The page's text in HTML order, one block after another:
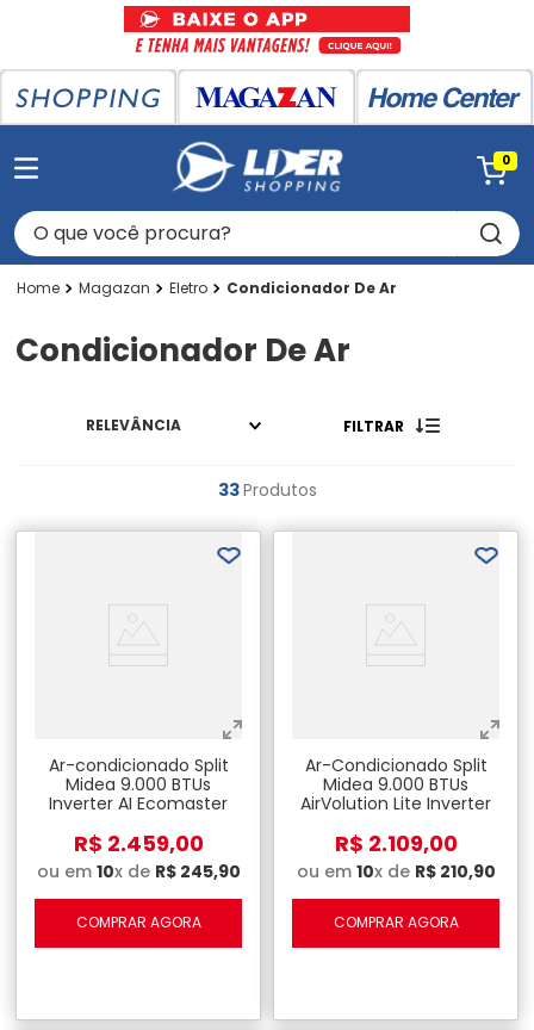
0
O que você procura?
Magazan Eletro Condicionador De Ar
Condicionador De Ar
RELEVÂNCIA FILTRAR
33Produtos
Ar-condicionado Split
Midea 9.000 BTUs
Inverter AI Ecomaster
R$ 2.459,00
ou em 10x de R$ 245,90
COMPRAR AGORA
Ar-Condicionado Split
Midea 9.000 BTUs
AirVolution Lite Inverter
R$ 2.109,00
ou em 10x de R$ 210,90
COMPRAR AGORA